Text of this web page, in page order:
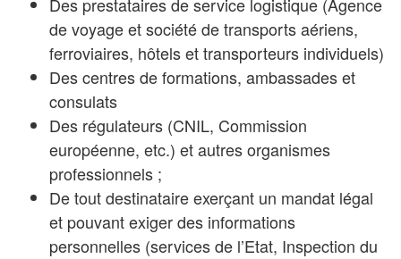
de voyage et société de transports aériens,
ferroviaires, hôtels et transporteurs individuels)
Des centres de formations, ambassades et
consulats
Des régulateurs (CNIL, Commission
européenne, etc.) et autres organismes
professionnels ;
De tout destinataire exerçant un mandat légal
et pouvant exiger des informations
personnelles (services de l’Etat, Inspection du